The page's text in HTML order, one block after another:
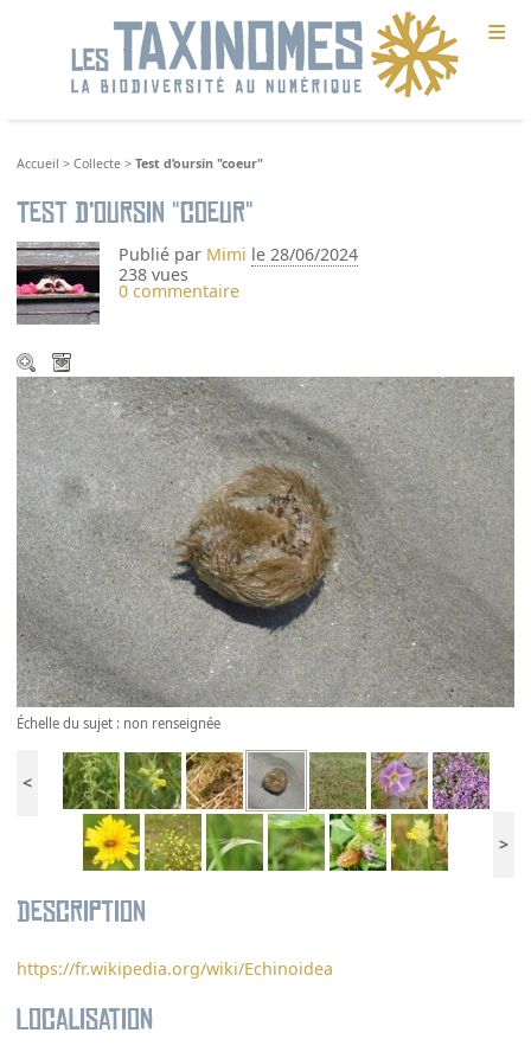
≡
Accueil >Collecte >Test d’oursin "coeur"
Test d’oursin "coeur"
Publié par Mimi le 28/06/2024
238 vues
0 commentaire
Échelle du sujet : non renseignée
<
>
Description
https://fr.wikipedia.org/wiki/Echinoidea
Localisation